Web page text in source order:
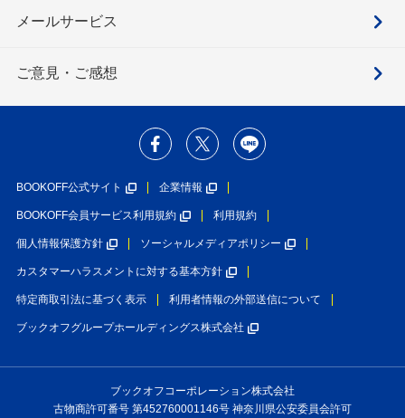
メールサービス
ご意見・ご感想
BOOKOFF公式サイト 企業情報
BOOKOFF会員サービス利用規約 利用規約
個人情報保護方針 ソーシャルメディアポリシー
カスタマーハラスメントに対する基本方針
特定商取引法に基づく表示 利用者情報の外部送信について
ブックオフグループホールディングス株式会社
ブックオフコーポレーション株式会社
古物商許可番号 第452760001146号 神奈川県公安委員会許可